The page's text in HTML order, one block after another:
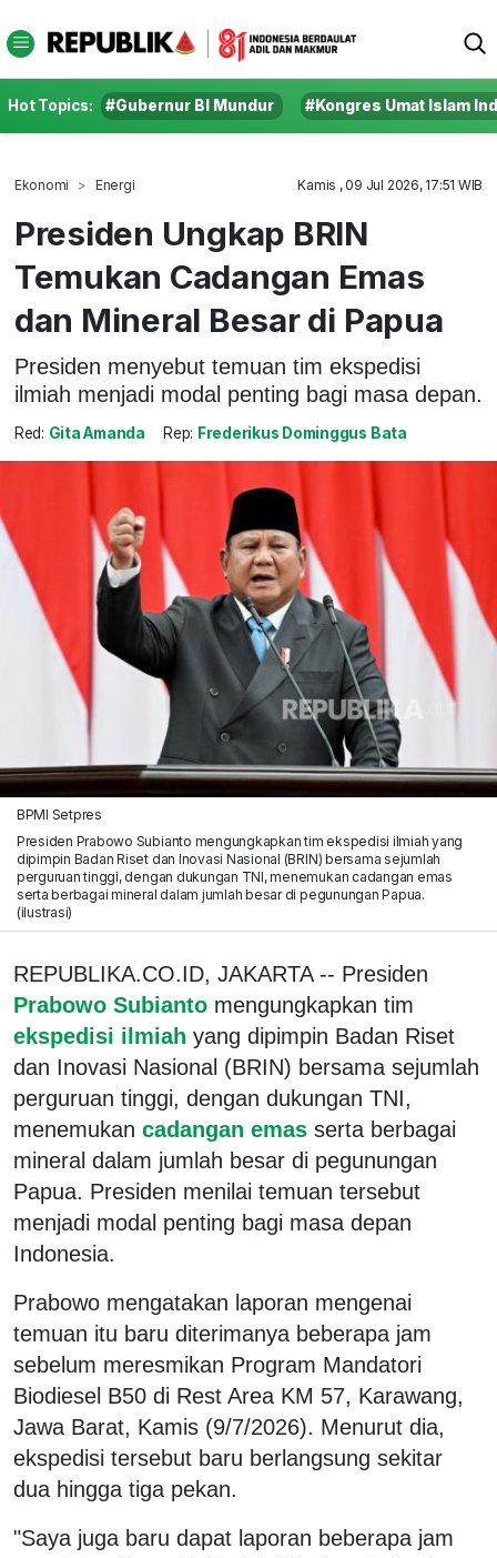
Hot Topics: #Gubernur BI Mundur #Kongres Umat Islam
Ekonomi Energi Kamis , 09 Jul 2026, 17:51 WIB
Presiden Ungkap BRIN
Temukan Cadangan Emas
dan Mineral Besar di Papua
Presiden menyebut temuan tim ekspedisi
ilmiah menjadi modal penting bagi masa depan.
Red: Gita Amanda Rep: Frederikus Dominggus Bata
BPMI Setpres
Presiden Prabowo Subianto mengungkapkan tim ekspedisi ilmiah yang
dipimpin Badan Riset dan Inovasi Nasional (BRIN) bersama sejumlah
perguruan tinggi, dengan dukungan TNI, menemukan cadangan emas
serta berbagai mineral dalam jumlah besar di pegunungan Papua.
(ilustrasi)
REPUBLIKA.CO.ID, JAKARTA-- Presiden
Prabowo Subianto mengungkapkan tim
ekspedisi ilmiah yang dipimpin Badan Riset
dan Inovasi Nasional (BRIN) bersama sejumlah
perguruan tinggi, dengan dukungan TNI,
menemukan cadangan emas serta berbagai
mineral dalam jumlah besar di pegunungan
Papua. Presiden menilai temuan tersebut
menjadi modal penting bagi masa depan
Indonesia.
Prabowo mengatakan laporan mengenai
temuan itu baru diterimanya beberapa jam
sebelum meresmikan Program Mandatori
Biodiesel B50 di Rest Area KM 57, Karawang,
Jawa Barat, Kamis (9/7/2026). Menurut dia,
ekspedisi tersebut baru berlangsung sekitar
dua hingga tiga pekan.
"Saya juga baru dapat laporan beberapa jam